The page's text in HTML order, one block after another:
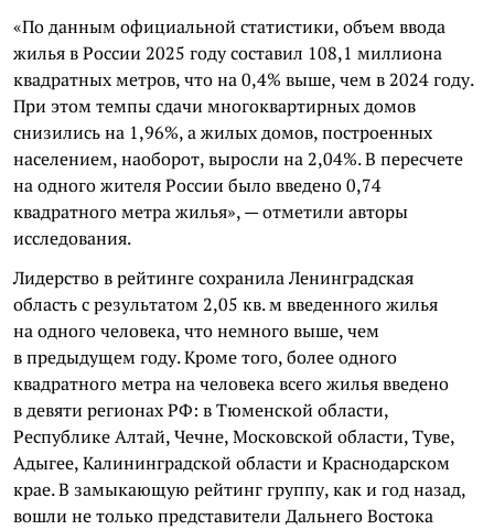
«По данным официальной статистики, объем ввода
жилья в России 2025 году составил 108,1 миллиона
квадратных метров, что на 0,4% выше, чем в 2024 году.
При этом темпы сдачи многоквартирных домов
снизились на 1,96%, а жилых домов, построенных
населением, наоборот, выросли на 2,04%. В пересчете
на одного жителя России было введено 0,74
квадратного метра жилья», — отметили авторы
исследования.
Лидерство в рейтинге сохранила Ленинградская
область с результатом 2,05 кв. м введенного жилья
на одного человека, что немного выше, чем
в предыдущем году. Кроме того, более одного
квадратного метра на человека всего жилья введено
в девяти регионах РФ: в Тюменской области,
Республике Алтай, Чечне, Московской области, Туве,
Адыгее, Калининградской области и Краснодарском
крае. В замыкающую рейтинг группу, как и год назад,
вошли не только представители Дальнего Востока